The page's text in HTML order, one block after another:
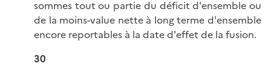
sommes tout ou partie du déficit d'ensemble ou
de la moins-value nette à long terme d'ensemble
encore reportables à la date d'effet de la fusion.
30